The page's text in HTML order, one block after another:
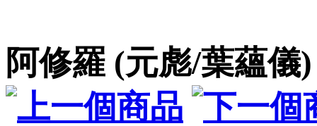
阿修羅 (元彪/葉蘊儀